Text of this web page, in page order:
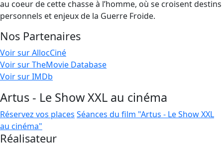
au coeur de cette chasse à l’homme, où se croisent destins
personnels et enjeux de la Guerre Froide.
Nos Partenaires
Voir sur AllocCiné
Voir sur TheMovie Database
Voir sur IMDb
Artus - Le Show XXL au cinéma
Réservez vos places Séances du film "Artus - Le Show XXL
au cinéma"
Réalisateur